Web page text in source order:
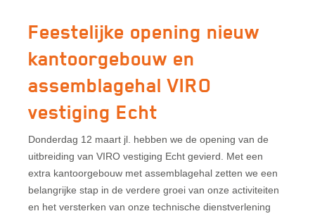
Feestelijke opening nieuw
kantoorgebouw en
assemblagehal VIRO
vestiging Echt
Donderdag 12 maart jl. hebben we de opening van de
uitbreiding van VIRO vestiging Echt gevierd. Met een
extra kantoorgebouw met assemblagehal zetten we een
belangrijke stap in de verdere groei van onze activiteiten
en het versterken van onze technische dienstverlening